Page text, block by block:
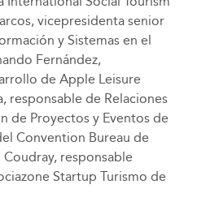
vicepresidenta senior
y Sistemas en el
Fernández,
de Apple Leisure
responsable de Relaciones
de Proyectos y Eventos de
Convention Bureau de
responsable
Startup Turismo de